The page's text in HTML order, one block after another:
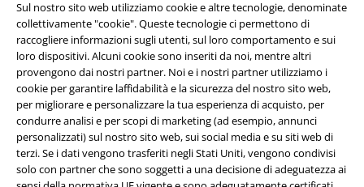
Sul nostro sito web utilizziamo cookie e altre tecnologie, denominate
collettivamente "cookie". Queste tecnologie ci permettono di
raccogliere informazioni sugli utenti, sul loro comportamento e sui
loro dispositivi. Alcuni cookie sono inseriti da noi, mentre altri
provengono dai nostri partner. Noi e i nostri partner utilizziamo i
cookie per garantire laffidabilità e la sicurezza del nostro sito web,
per migliorare e personalizzare la tua esperienza di acquisto, per
condurre analisi e per scopi di marketing (ad esempio, annunci
personalizzati) sul nostro sito web, sui social media e su siti web di
terzi. Se i dati vengono trasferiti negli Stati Uniti, vengono condivisi
solo con partner che sono soggetti a una decisione di adeguatezza ai
Scarica la nuova app di EMP!
A Warner Music Group Company